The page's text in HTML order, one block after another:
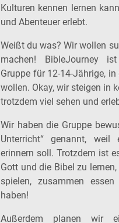
Kulturen kennen lernen
und Abenteuer erlebt.
Weißt du was? Wir wollen
machen! BibleJourney
Gruppe für 12-14-Jährige,
wollen. Okay, wir steigen in
trotzdem viel sehen und
Wir haben die Gruppe
Unterricht“ genannt,
erinnern soll. Trotzdem ist
Gott und die Bibel zu
spielen, zusammen
haben!
Außerdem planen wir